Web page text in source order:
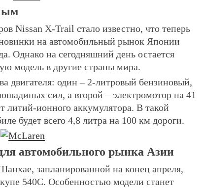
Nissan X-Trail стало известно, что теперь
на автомобильный рынок Японии
Однако на сегодняшний день остается
модель в другие страны мира.
двигателя: один – 2-литровый бензиновый,
сил, а второй – электромотор на 41
литий-ионного аккумулятора. В такой
будет всего 4,8 литра на 100 км дороги.
автомобильного рынка Азии
запланированной на конец апреля,
540С. Особенностью модели станет